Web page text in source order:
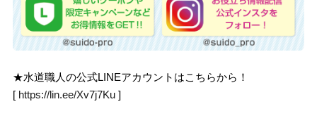
★水道職人の公式LINEアカウントはこちらから！
[ https://lin.ee/Xv7j7Ku ]